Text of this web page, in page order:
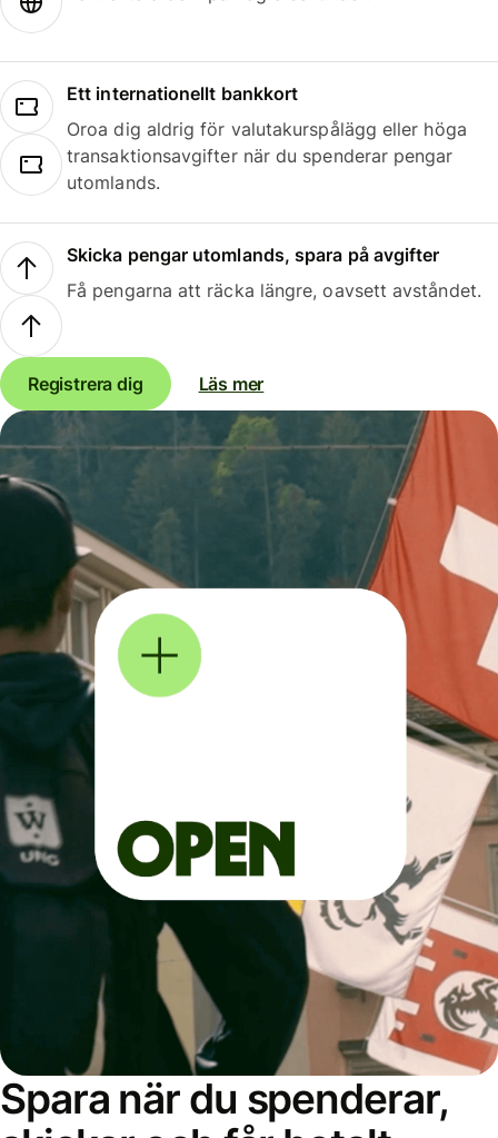
Ett internationellt bankkort
Oroa dig aldrig för valutakurspålägg eller höga
transaktionsavgifter när du spenderar pengar
utomlands.
Skicka pengar utomlands, spara på avgifter
Få pengarna att räcka längre, oavsett avståndet.
Registrera dig Läs mer
Spara när du spenderar,